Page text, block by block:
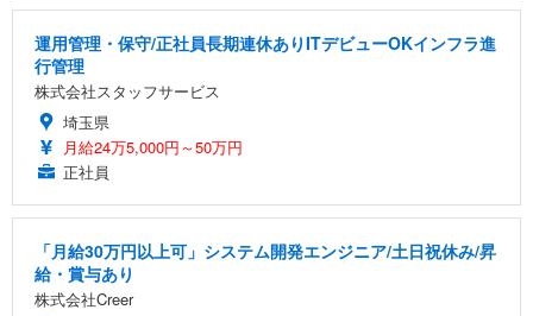
運用管理・保守/正社員長期連休ありITデビューOKインフラ進
行管理
株式会社スタッフサービス
埼玉県
月給24万5,000円～50万円
正社員
「月給30万円以上可」システム開発エンジニア/土日祝休み/昇
給・賞与あり
株式会社Creer